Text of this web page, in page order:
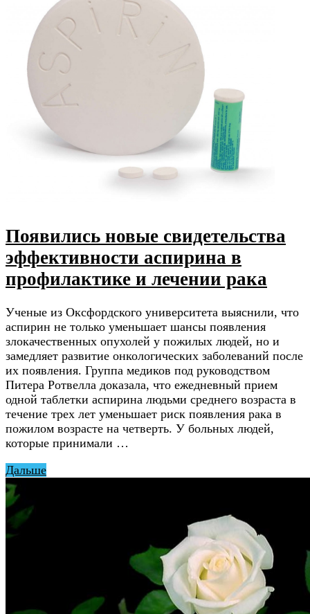
Появились новые свидетельства
эффективности аспирина в
профилактике и лечении рака
Ученые из Оксфордского университета выяснили, что
аспирин не только уменьшает шансы появления
злокачественных опухолей у пожилых людей, но и
замедляет развитие онкологических заболеваний после
их появления. Группа медиков под руководством
Питера Ротвелла доказала, что ежедневный прием
одной таблетки аспирина людьми среднего возраста в
течение трех лет уменьшает риск появления рака в
пожилом возрасте на четверть. У больных людей,
которые принимали …
Дальше